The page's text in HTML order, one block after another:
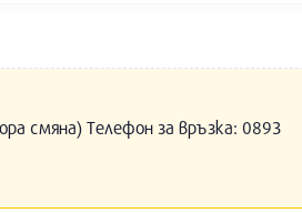
смяна) Телефон за връзка: 0893